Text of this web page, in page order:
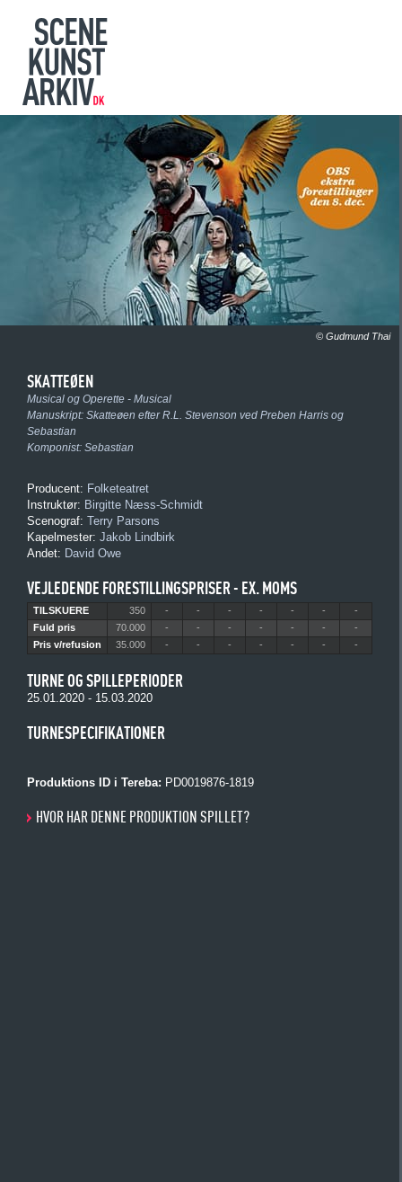
© Gudmund Thai
SKATTEØEN
Musical og Operette - Musical
Manuskript: Skatteøen efter R.L. Stevenson ved Preben Harris og
Sebastian
Komponist: Sebastian
Producent: Folketeatret
Instruktør: Birgitte Næss-Schmidt
Scenograf: Terry Parsons
Kapelmester: Jakob Lindbirk
Andet: David Owe
VEJLEDENDE FORESTILLINGSPRISER - EX. MOMS
TILSKUERE 350 - - - - - -
-
Fuld pris
70.000 - - - - - -
-
Pris v/refusion
35.000 - - - - - - -
TURNE OG SPILLEPERIODER
25.01.2020 - 15.03.2020
TURNESPECIFIKATIONER
Produktions ID i Tereba: PD0019876-1819
HVOR HAR DENNE PRODUKTION SPILLET?